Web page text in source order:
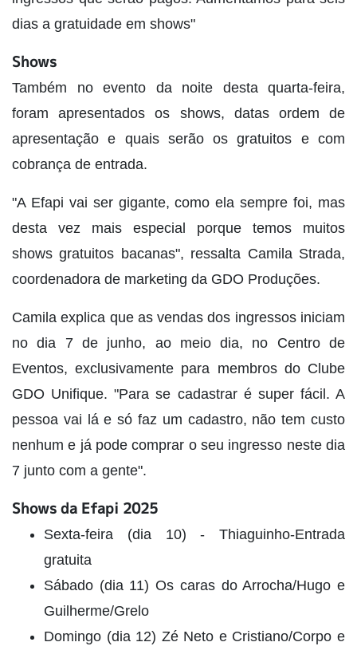
dias a gratuidade em shows"
Shows
Também no evento da noite desta quarta-feira,
foram apresentados os shows, datas ordem de
apresentação e quais serão os gratuitos e com
cobrança de entrada.
"A Efapi vai ser gigante, como ela sempre foi, mas
desta vez mais especial porque temos muitos
shows gratuitos bacanas", ressalta Camila Strada,
coordenadora de marketing da GDO Produções.
Camila explica que as vendas dos ingressos iniciam
no dia 7 de junho, ao meio dia, no Centro de
Eventos, exclusivamente para membros do Clube
GDO Unifique. "Para se cadastrar é super fácil. A
pessoa vai lá e só faz um cadastro, não tem custo
nenhum e já pode comprar o seu ingresso neste dia
7 junto com a gente".
Shows da Efapi 2025
Sexta-feira (dia 10) - Thiaguinho-Entrada
gratuita
Sábado (dia 11) Os caras do Arrocha/Hugo e
Guilherme/Grelo
Domingo (dia 12) Zé Neto e Cristiano/Corpo e